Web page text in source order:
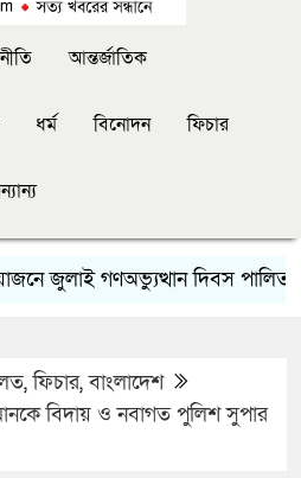
আন্তর্জাতিক
ধর্ম বিনোদন ফিচার
গণঅভ্যুত্থান দিবস পালিত
,ফিচার,বাংলাদেশ
বিদায় ও নবাগত পুলিশ সুপার